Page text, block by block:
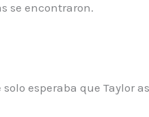
se encontraron.
esperaba que Taylor